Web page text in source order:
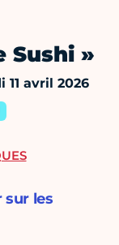
Sushi »
avril 2026
sur les